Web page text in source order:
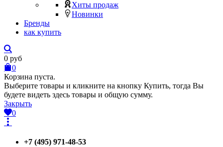
Хиты продаж
Новинки
Бренды
как купить
0 руб
0
Корзина пуста.
Выберите товары и кликните на кнопку Купить, тогда Вы
будете видеть здесь товары и общую сумму.
Закрыть
0
+7 (495) 971-48-53